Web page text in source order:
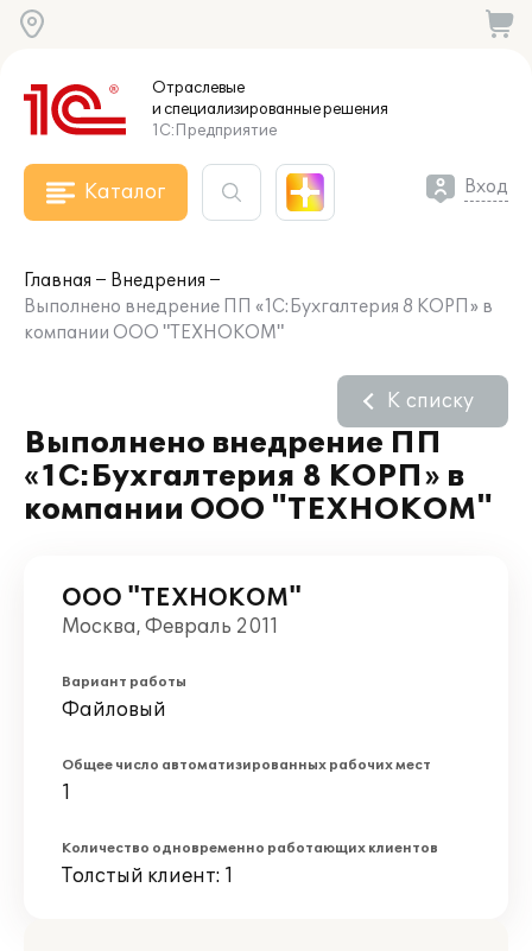
Отраслевые
и специализированныерешения
1С:Предприятие
Каталог Вход
Главная
Внедрения
Выполнено внедрение ПП «1С:Бухгалтерия 8 КОРП» в
компании ООО "ТЕХНОКОМ"
Выполнено внедрение ПП
«1С:Бухгалтерия 8 КОРП» в
компании ООО "ТЕХНОКОМ"
К списку
ООО "ТЕХНОКОМ"
Москва, Февраль 2011
Вариант работы
Файловый
Общее число автоматизированных рабочих мест
1
Количество одновременно работающих клиентов
Толстый клиент: 1